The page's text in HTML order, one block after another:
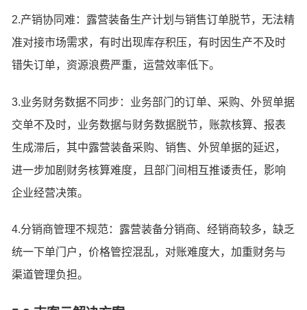
2.产销协同难：露营装备生产计划与销售订单脱节，无法精
准对接市场需求，有时出现库存积压，有时因生产不及时
错失订单，资源浪费严重，运营效率低下。
3.业务财务数据不同步：业务部门的订单、采购、外贸单据
交单不及时，业务数据与财务数据脱节，账款核算、报表
生成滞后，其中露营装备采购、销售、外贸单据的延迟，
进一步加剧财务核算难度，且部门间相互推诿责任，影响
企业经营决策。
4.分销商管理不规范：露营装备分销商、经销商较多，缺乏
统一下单门户，价格管控混乱，对账难度大，加重财务与
渠道管理负担。